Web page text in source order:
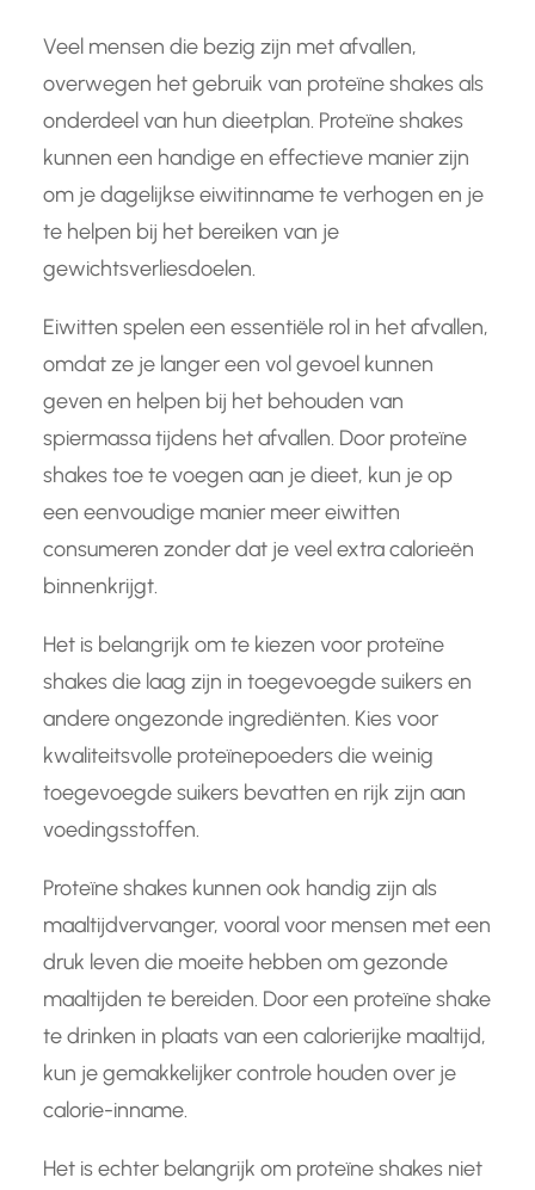
Veel mensen die bezig zijn met afvallen,
overwegen het gebruik van proteïne shakes als
onderdeel van hun dieetplan. Proteïne shakes
kunnen een handige en effectieve manier zijn
om je dagelijkse eiwitinname te verhogen en je
te helpen bij het bereiken van je
gewichtsverliesdoelen.
Eiwitten spelen een essentiële rol in het afvallen,
omdat ze je langer een vol gevoel kunnen
geven en helpen bij het behouden van
spiermassa tijdens het afvallen. Door proteïne
shakes toe te voegen aan je dieet, kun je op
een eenvoudige manier meer eiwitten
consumeren zonder dat je veel extra calorieën
binnenkrijgt.
Het is belangrijk om te kiezen voor proteïne
shakes die laag zijn in toegevoegde suikers en
andere ongezonde ingrediënten. Kies voor
kwaliteitsvolle proteïnepoeders die weinig
toegevoegde suikers bevatten en rijk zijn aan
voedingsstoffen.
Proteïne shakes kunnen ook handig zijn als
maaltijdvervanger, vooral voor mensen met een
druk leven die moeite hebben om gezonde
maaltijden te bereiden. Door een proteïne shake
te drinken in plaats van een calorierijke maaltijd,
kun je gemakkelijker controle houden over je
calorie-inname.
Het is echter belangrijk om proteïne shakes niet